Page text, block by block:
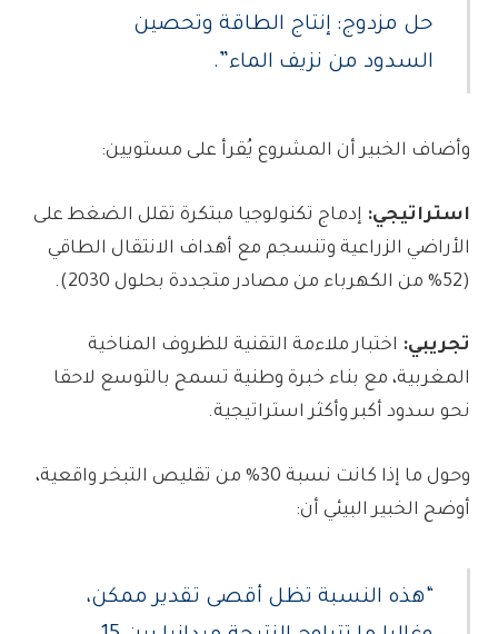
حل مزدوج: إنتاج الطاقة وتحصين
السدود من نزيف الماء”.
وأضاف الخبير أن المشروع يُقرأ على مستويين:
استراتيجي: إدماج تكنولوجيا مبتكرة تقلل الضغط على
الأراضي الزراعية وتنسجم مع أهداف الانتقال الطاقي
(52% من الكهرباء من مصادر متجددة بحلول 2030).
تجريبي: اختبار ملاءمة التقنية للظروف المناخية
المغربية، مع بناء خبرة وطنية تسمح بالتوسع لاحقا
نحو سدود أكبر وأكثر استراتيجية.
وحول ما إذا كانت نسبة 30% من تقليص التبخر واقعية،
أوضح الخبير البيئي أن:
“هذه النسبة تظل أقصى تقدير ممكن،